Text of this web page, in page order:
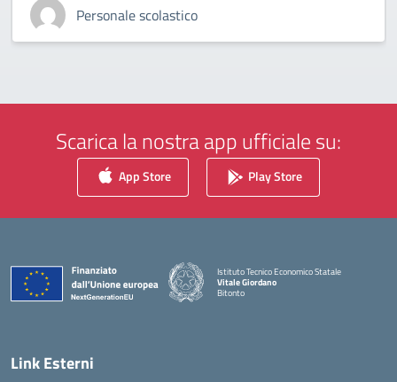
Personale scolastico
Scarica la nostra app ufficiale su:
App Store Play Store
Istituto Tecnico Economico Statale
Vitale Giordano
Bitonto
Link Esterni